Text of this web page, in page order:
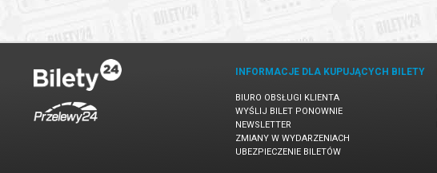
INFORMACJE DLA KUPUJĄCYCH BILETY
BIURO OBSŁUGI KLIENTA
WYŚLIJ BILET PONOWNIE
NEWSLETTER
ZMIANY W WYDARZENIACH
UBEZPIECZENIE BILETÓW